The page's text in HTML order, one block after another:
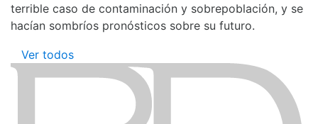
terrible caso de contaminación y sobrepoblación, y se
hacían sombríos pronósticos sobre su futuro.
Ver todos